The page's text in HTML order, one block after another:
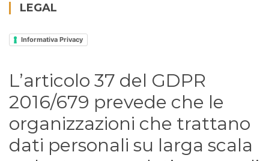
Questionario
Blog e info
FAQ
L’articolo 37 del GDPR
2016/679 prevede che le
organizzazioni che trattano
dati personali su larga scala
LEGAL
Informativa Privacy